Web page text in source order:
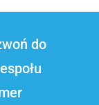
do